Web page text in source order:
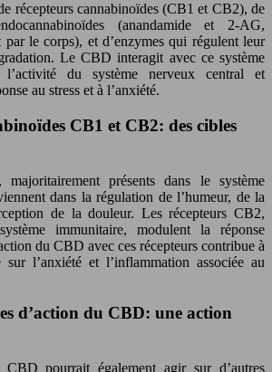
récepteurs cannabinoïdes (CB1 et CB2), de
(anandamide et 2-AG,
par le corps), et d’enzymes qui régulent leur
Le CBD interagit avec ce système
l’activité du système nerveux central et
au stress et à l’anxiété.
CB1 et CB2: des cibles
présents dans le système
dans la régulation de l’humeur, de la
de la douleur. Les récepteurs CB2,
immunitaire, modulent la réponse
du CBD avec ces récepteurs contribue à
l’anxiété et l’inflammation associée au
d’action du CBD: une action
pourrait également agir sur d’autres